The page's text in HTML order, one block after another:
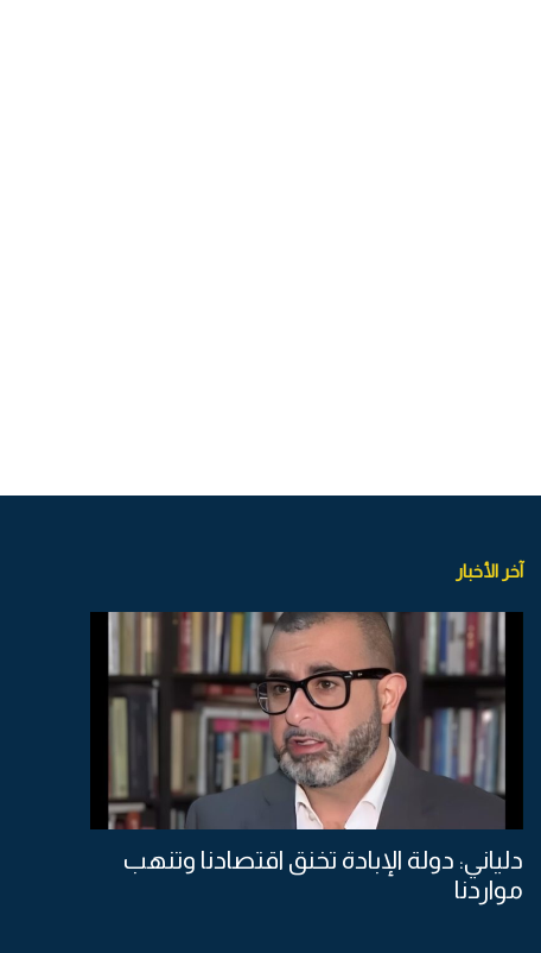
آخر الأخبار
دلياني: دولة الإبادة تخنق اقتصادنا وتنهب
مواردنا